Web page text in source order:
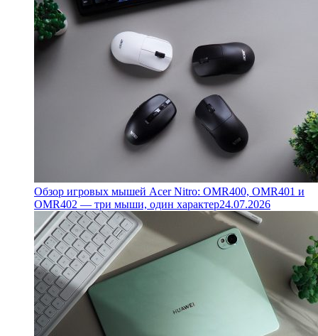
Обзор игровых мышей Acer Nitro: OMR400, OMR401 и
OMR402 — три мыши, один характер24.07.2026